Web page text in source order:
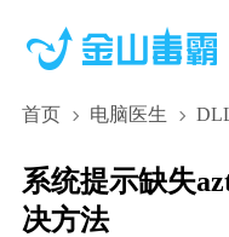
首页 电脑医生
系统提示缺失
决方法